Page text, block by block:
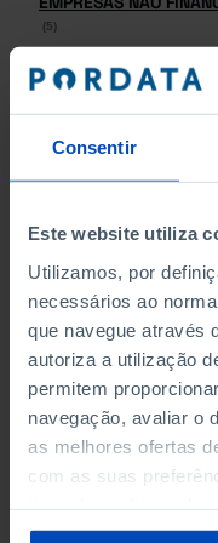
Consentir
Este website utiliza
Utilizamos, por
necessários ao
que navegue através
autoriza a utilização
permitem
navegação, avaliar o
as melhores ofertas
com as suas
sobre cookies
(5)
(5)
PESSOAL AO SERVIÇO
EMPRESAS NÃO
PESSOAL AO SERVIÇO
EMPRESAS NÃO
(5)
QUATRO MAIORES
Empresas não financeiras
QUATRO MAIORES
Empresas não financeiras
VOLUME DE
QUATRO MAIORES
DO MUNICÍPIO (%)
Empresas não financeiras
VOLUME DE
QUATRO MAIORES
DO MUNICÍPIO (%)
Empresas não financeiras
BANCOS, CAIXAS
BANCOS, CAIXAS
CAIXAS DE CRÉDITO
CAIXAS DE CRÉDITO